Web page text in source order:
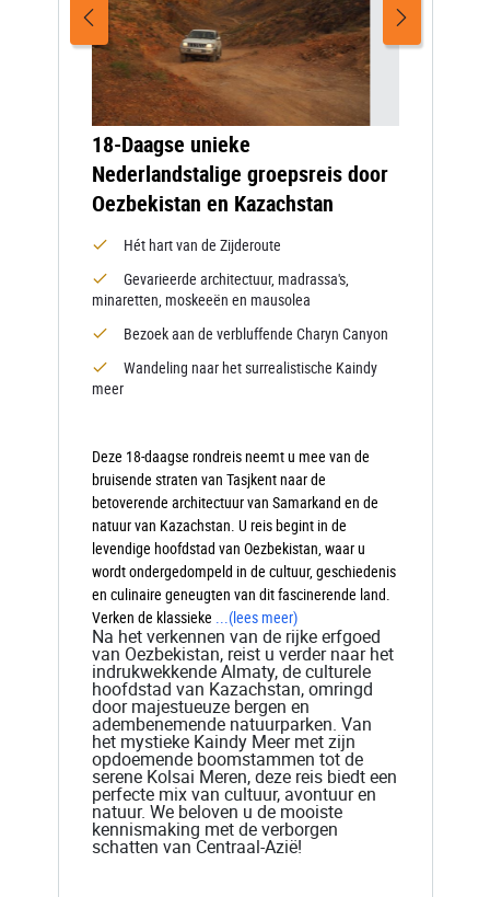
18-Daagse unieke
Nederlandstalige groepsreis door
Oezbekistan en Kazachstan
Hét hart van de Zijderoute
Gevarieerde architectuur, madrassa's,
minaretten, moskeeën en mausolea
Bezoek aan de verbluffende Charyn Canyon
Wandeling naar het surrealistische Kaindy
meer
Deze 18-daagse rondreis neemt u mee van de
bruisende straten van Tasjkent naar de
betoverende architectuur van Samarkand en de
natuur van Kazachstan. U reis begint in de
levendige hoofdstad van Oezbekistan, waar u
wordt ondergedompeld in de cultuur, geschiedenis
en culinaire geneugten van dit fascinerende land.
Verken de klassieke ...(lees meer)
Na het verkennen van de rijke erfgoed
van Oezbekistan, reist u verder naar het
indrukwekkende Almaty, de culturele
hoofdstad van Kazachstan, omringd
door majestueuze bergen en
adembenemende natuurparken. Van
het mystieke Kaindy Meer met zijn
opdoemende boomstammen tot de
serene Kolsai Meren, deze reis biedt een
perfecte mix van cultuur, avontuur en
natuur. We beloven u de mooiste
kennismaking met de verborgen
schatten van Centraal-Azië!